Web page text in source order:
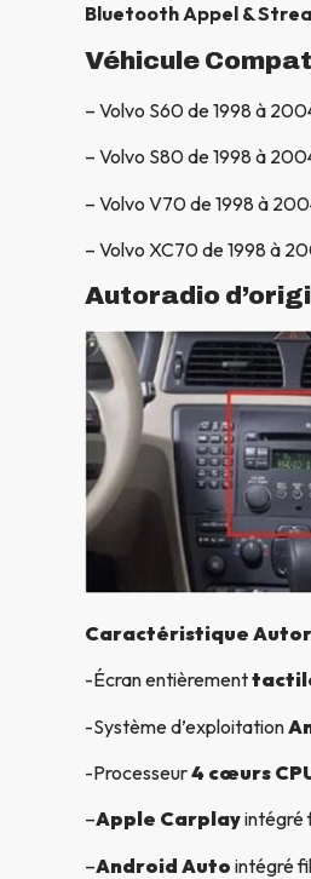
Bluetooth Appel &
Véhicule
– Volvo S60 de 1998 à
– Volvo S80 de 1998 à
– Volvo V70 de 1998 à
– Volvo XC70 de 1998 à
Autoradio
Caractéristique
-Écran entièrement
-Système d’exploitation
-Processeur4 cœurs
–Apple Carplayintégré
–Android Auto intégré